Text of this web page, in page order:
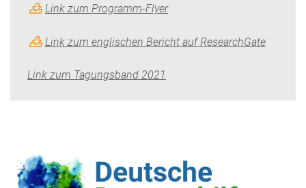
Link zum Programm-Flyer
Link zum englischen Bericht auf ResearchGate
Link zum Tagungsband 2021